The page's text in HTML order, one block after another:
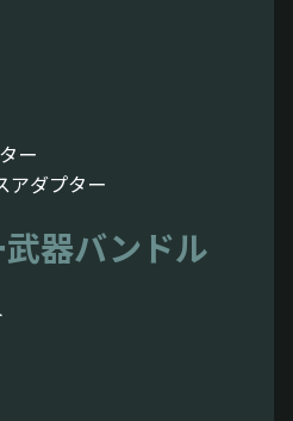
ー
アダプター
器バンドル